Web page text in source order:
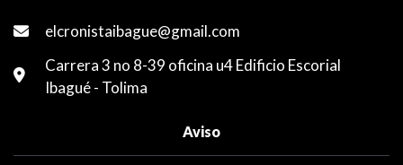
elcronistaibague@gmail.com
Carrera 3 no 8-39 oficina u4 Edificio Escorial
Ibagué - Tolima
Aviso